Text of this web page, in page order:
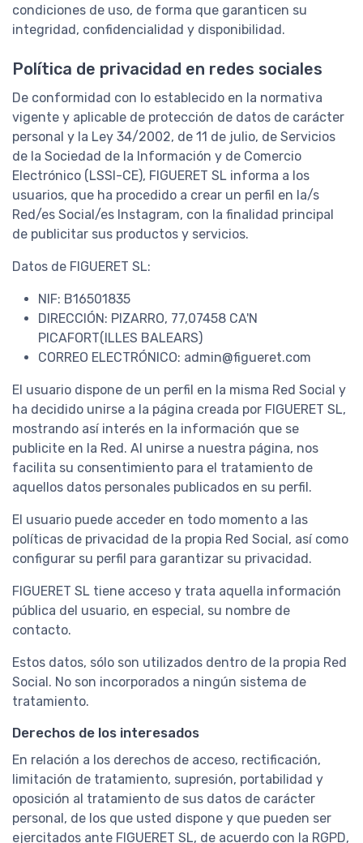
condiciones de uso, de forma que garanticen su
integridad, confidencialidad y disponibilidad.
Política de privacidad en redes sociales
De conformidad con lo establecido en la normativa
vigente y aplicable de protección de datos de carácter
personal y la Ley 34/2002, de 11 de julio, de Servicios
de la Sociedad de la Información y de Comercio
Electrónico (LSSI-CE), FIGUERET SL informa a los
usuarios, que ha procedido a crear un perfil en la/s
Red/es Social/es Instagram, con la finalidad principal
de publicitar sus productos y servicios.
Datos de FIGUERET SL:
NIF: B16501835
DIRECCIÓN: PIZARRO, 77,07458 CA'N
PICAFORT(ILLES BALEARS)
CORREO ELECTRÓNICO: admin@figueret.com
El usuario dispone de un perfil en la misma Red Social y
ha decidido unirse a la página creada por FIGUERET SL,
mostrando así interés en la información que se
publicite en la Red. Al unirse a nuestra página, nos
facilita su consentimiento para el tratamiento de
aquellos datos personales publicados en su perfil.
El usuario puede acceder en todo momento a las
políticas de privacidad de la propia Red Social, así como
configurar su perfil para garantizar su privacidad.
FIGUERET SL tiene acceso y trata aquella información
pública del usuario, en especial, su nombre de
contacto.
Estos datos, sólo son utilizados dentro de la propia Red
Social. No son incorporados a ningún sistema de
tratamiento.
Derechos de los interesados
En relación a los derechos de acceso, rectificación,
limitación de tratamiento, supresión, portabilidad y
oposición al tratamiento de sus datos de carácter
personal, de los que usted dispone y que pueden ser
ejercitados ante FIGUERET SL, de acuerdo con la RGPD,